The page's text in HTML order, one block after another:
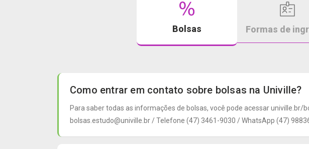
Bolsas Formas de
Como entrar em contato sobre bolsas na Univille?
Para saber todas as informações de bolsas, você pode acessar
bolsas.estudo@univille.br / Telefone (47) 3461-9030 / WhatsApp (47)